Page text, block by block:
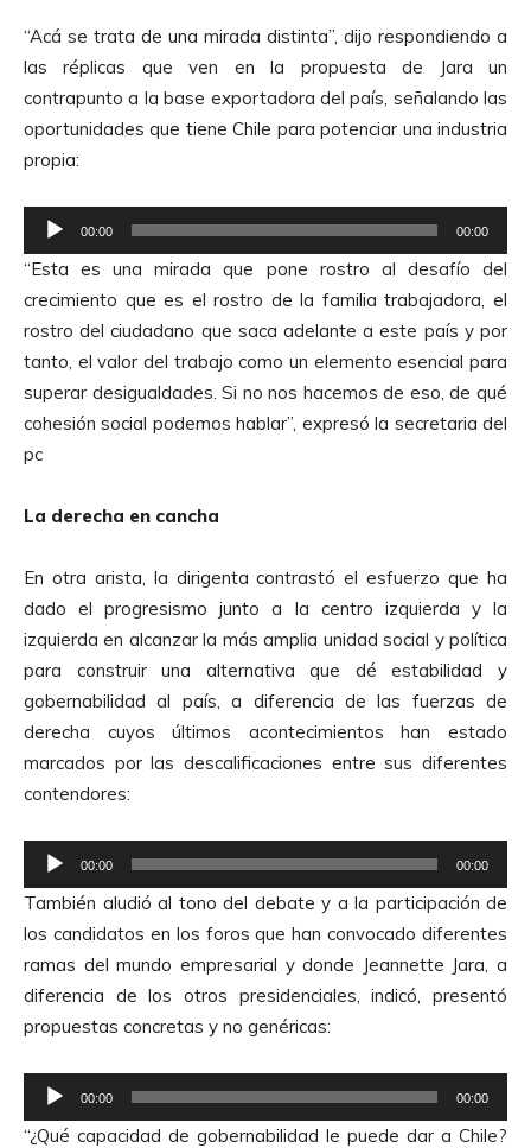
“Acá se trata de una mirada distinta”, dijo respondiendo a
las réplicas que ven en la propuesta de Jara un
contrapunto a la base exportadora del país, señalando las
oportunidades que tiene Chile para potenciar una industria
propia:
e
p
r
o
d
u
c
t
r
e
A
u
d
i
o
00:00 00:00
“Esta es una mirada que pone rostro al desafío del
crecimiento que es el rostro de la familia trabajadora, el
rostro del ciudadano que saca adelante a este país y por
tanto, el valor del trabajo como un elemento esencial para
superar desigualdades. Si no nos hacemos de eso, de qué
cohesión social podemos hablar”, expresó la secretaria del
pc
La derecha en cancha
En otra arista, la dirigenta contrastó el esfuerzo que ha
dado el progresismo junto a la centro izquierda y la
izquierda en alcanzar la más amplia unidad social y política
para construir una alternativa que dé estabilidad y
gobernabilidad al país, a diferencia de las fuerzas de
derecha cuyos últimos acontecimientos han estado
marcados por las descalificaciones entre sus diferentes
contendores:
e
p
r
o
d
u
c
o
00:00 00:00
También aludió al tono del debate y a la participación de
los candidatos en los foros que han convocado diferentes
ramas del mundo empresarial y donde Jeannette Jara, a
diferencia de los otros presidenciales, indicó, presentó
propuestas concretas y no genéricas:
e
00:00 00:00
“¿Qué capacidad de gobernabilidad le puede dar a Chile?